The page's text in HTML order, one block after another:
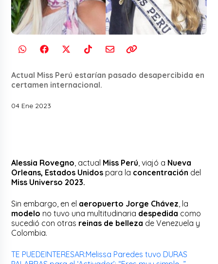
Actual Miss Perú estarían pasado desapercibida en
certamen internacional.
04 Ene 2023
Alessia Rovegno , actual Miss Perú , viajó a Nueva
Orleans, Estados Unidos para la concentración del
Miss Universo 2023.
Sin embargo, en el aeropuerto Jorge Chávez , la
modelo no tuvo una multitudinaria despedida como
sucedió con otras reinas de belleza de Venezuela y
Colombia.
TE PUEDEINTERESAR:Melissa Paredes tuvo DURAS